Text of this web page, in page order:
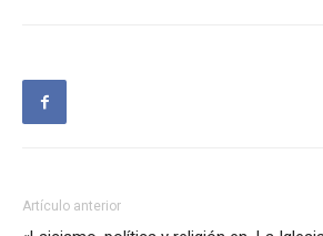
Artículo anterior